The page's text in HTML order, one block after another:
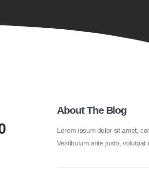
About The Blog
Lorem ipsum dolor sit amet,
Vestibulum ante justo, volutpat